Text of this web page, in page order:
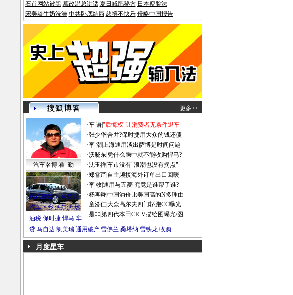
石首网站被黑 篡改温总讲话 夏日减肥秘方 日本瘦脸法
宋美龄牛奶洗澡 中共卧底结局 慈禧不快乐 侵略中国报告
更多>>
汽车名博:翟 勤
帕萨特b6coupe谍照
·车 语|"后悔权"让消费者无条件退车
·张少华|合并?保时捷用大众的钱还债
·李 潮 上海通用淡出萨博是时间问题
·沃晓东|凭什么腾中就不能收购悍马?
·沈玉祥|车市没有"浪潮也没有拐点"
·郑雪芹| 自主频接海外订单出口回暖
·李 牧|通用与五菱 究竟是谁帮了谁?
·杨再舜|中国油价比美国高的N多理由
·童济仁|大众高尔夫四门轿跑CC曝光
·是非|第四代本田CR-V描绘图曝光/图
热点标签： 车船税
汽车下乡 沃尔沃 燃
油税 保时捷 悍马 车
贷 马自达 凯美瑞 通用破产 雪佛兰 桑塔纳 雪铁龙 收购
月度星车